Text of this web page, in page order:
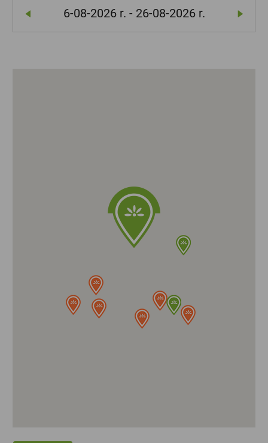
6-08-2026 r. - 26-08-2026 r.